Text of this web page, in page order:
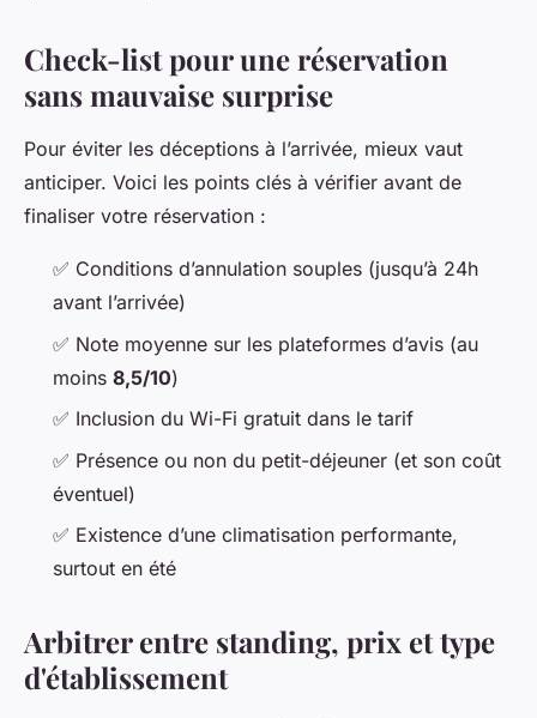
Check-list pour une réservation
sans mauvaise surprise
Pour éviter les déceptions à l’arrivée, mieux vaut
anticiper. Voici les points clés à vérifier avant de
finaliser votre réservation :
✅ Conditions d’annulation souples (jusqu’à 24h
avant l’arrivée)
✅ Note moyenne sur les plateformes d’avis (au
moins 8,5/10)
✅ Inclusion du Wi-Fi gratuit dans le tarif
✅ Présence ou non du petit-déjeuner (et son coût
éventuel)
✅ Existence d’une climatisation performante,
surtout en été
Arbitrer entre standing, prix et type
d'établissement